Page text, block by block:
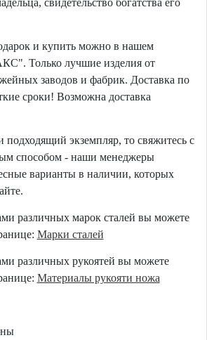
свидетельство богатства его
и купить можно в нашем
Только лучшие изделия от
заводов и фабрик. Доставка по
сроки! Возможна доставка
экземпляр, то свяжитесь с
способом - наши менеджеры
варианты в наличии, которых
различных марок сталей вы можете
Марки сталей
различных рукоятей вы можете
Материалы рукояти ножа